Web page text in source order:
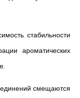
стабильности
ароматических
смещаются